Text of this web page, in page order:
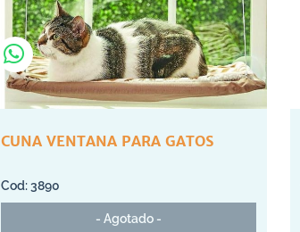
CUNA VENTANA PARA GATOS
3890
- Agotado -